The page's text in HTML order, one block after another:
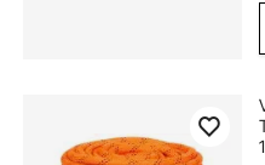
armario desmontable
armarios para cocina